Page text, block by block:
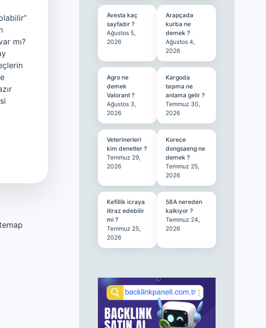
mı?
Avesta kaç
sayfadır ?
Ağustos 5,
2026
Arapçada
kurba ne
demek ?
Ağustos 4,
2026
Agro ne
demek
Valorant ?
Ağustos 3,
2026
Kargoda
taşıma ne
anlama gelir ?
Temmuz 30,
2026
Veterinerleri
kim denetler ?
Temmuz 29,
2026
Korece
dongsaeng ne
demek ?
Temmuz 25,
2026
Kefillik icraya
itiraz edebilir
mi ?
Temmuz 25,
2026
58A nereden
kalkıyor ?
Temmuz 24,
2026